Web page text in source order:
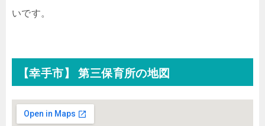
いです。
【幸手市】 第三保育所の地図